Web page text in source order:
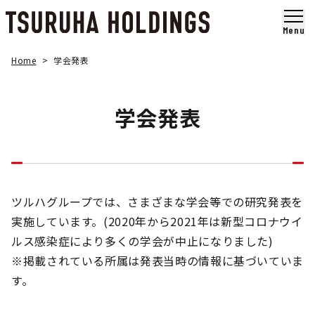
メ
イ
コ
プ
る
Menu
Home 学会発表
学会発表
ツルハグループでは、さまざまな学会等での研究発表を
実施しています。 (2020年から2021年は新型コロナウイ
ルス感染症により多くの学会が中止になりました)
※掲載されている所属は発表当時の情報に基づいていま
す。